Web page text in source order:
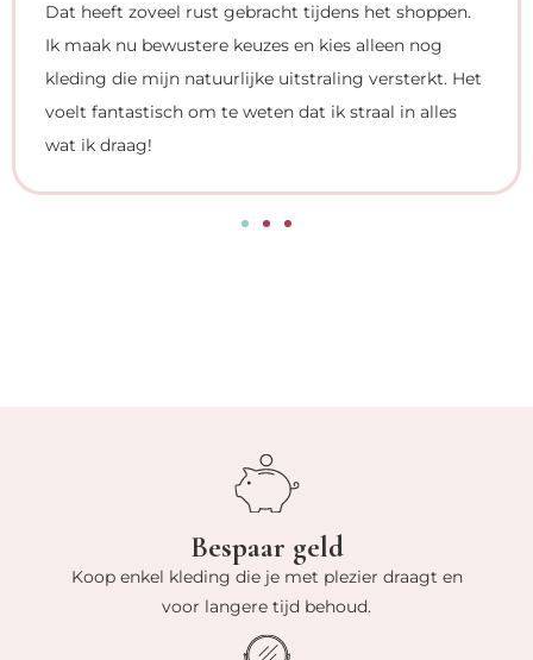
Dat heeft zoveel rust gebracht tijdens het shoppen.
Ik maak nu bewustere keuzes en kies alleen nog
kleding die mijn natuurlijke uitstraling versterkt. Het
voelt fantastisch om te weten dat ik straal in alles
wat ik draag!
Bespaar geld
Koop enkel kleding die je met plezier draagt en
voor langere tijd behoud.